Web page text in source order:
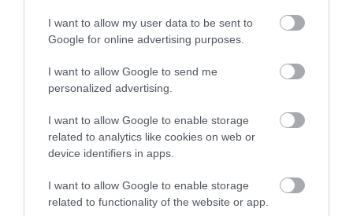
I want to allow my user data to be sent to
Google for online advertising purposes.
I want to allow Google to send me
personalized advertising.
I want to allow Google to enable storage
related to analytics like cookies on web or
device identifiers in apps.
I want to allow Google to enable storage
related to functionality of the website or app.
Το γιαούρτι ή το τυρί cottage βοηθά
περισσότερο στην απώλεια βάρους; – Τι
προτείνουν οι ειδικοί